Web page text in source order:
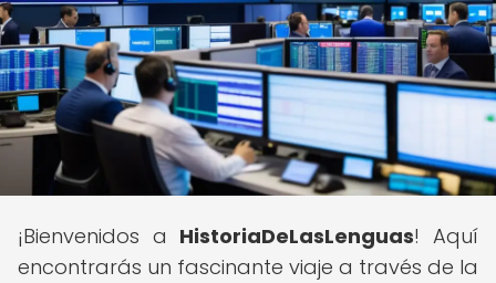
¡Bienvenidos a HistoriaDeLasLenguas! Aquí
encontrarás un fascinante viaje a través de la